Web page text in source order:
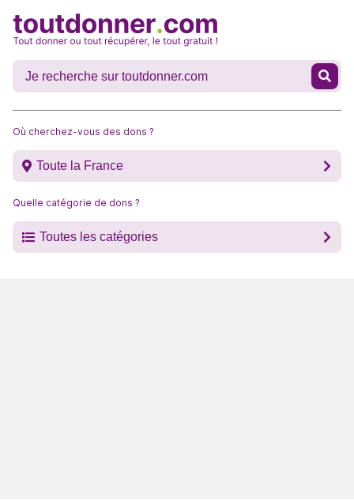
Où cherchez-vous des dons ?
Toute la France
Quelle catégorie de dons ?
Toutes les catégories